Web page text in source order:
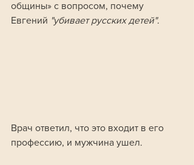
общины» с вопросом, почему
Евгений "убивает русских детей".
Врач ответил, что это входит в его
профессию, и мужчина ушел.